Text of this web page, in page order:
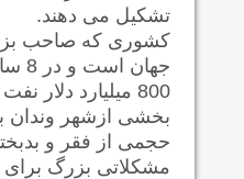
تشکیل می دهند.
کشوری که صاحب
800 میلیارد
بخشی ازشهر وندان
حجمی از فقر و
مشکلاتی بزرگ